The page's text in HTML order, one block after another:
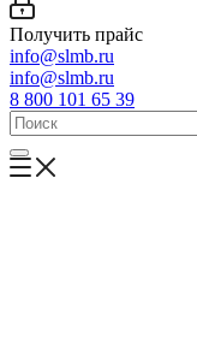
Получить прайс
info@slmb.ru
info@slmb.ru
8 800 101 65 39